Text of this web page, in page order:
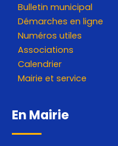
Bulletin municipal
Démarches en ligne
Numéros utiles
Associations
Calendrier
Mairie et service
En Mairie